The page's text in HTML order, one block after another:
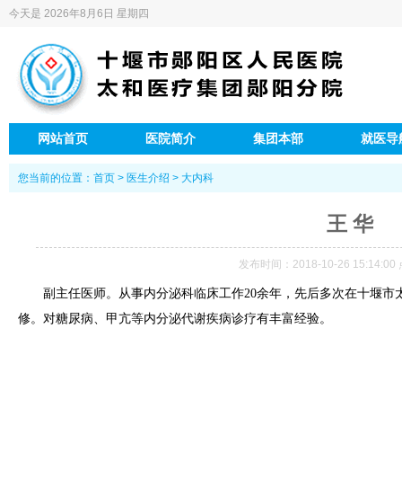
今天是 2026年8月6日 星期四
网站首页 医院简介 集团本部 就医导
您当前的位置： 首页 > 医生介绍 > 大内科
王 华
发布时间：2018-10-26 15:14:00
副主任医师。从事内分泌科临床工作20余年，先后多次在十堰
修。对糖尿病、甲亢等内分泌代谢疾病诊疗有丰富经验。